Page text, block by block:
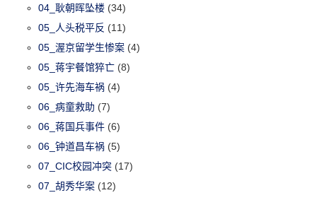
04_耿朝晖坠楼 (34)
05_人头税平反 (11)
05_渥京留学生惨案 (4)
05_蒋宇餐馆猝亡 (8)
05_许先海车祸 (4)
06_病童救助 (7)
06_蒋国兵事件 (6)
06_钟道昌车祸 (5)
07_CIC校园冲突 (17)
07_胡秀华案 (12)